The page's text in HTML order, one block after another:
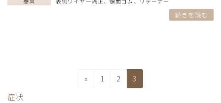
続きを読む
«
固1
固
2
固
定
3
症状